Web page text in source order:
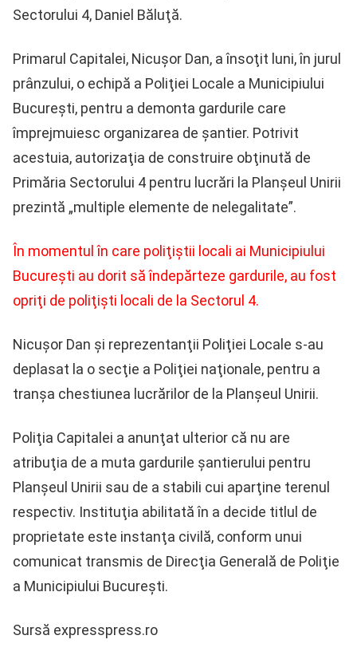
Sectorului 4, Daniel Băluţă.
Primarul Capitalei, Nicuşor Dan, a însoţit luni, în jurul
prânzului, o echipă a Poliţiei Locale a Municipiului
Bucureşti, pentru a demonta gardurile care
împrejmuiesc organizarea de şantier. Potrivit
acestuia, autorizaţia de construire obţinută de
Primăria Sectorului 4 pentru lucrări la Planşeul Unirii
prezintă „multiple elemente de nelegalitate”.
În momentul în care poliţiştii locali ai Municipiului
Bucureşti au dorit să îndepărteze gardurile, au fost
opriţi de poliţişti locali de la Sectorul 4.
Nicuşor Dan şi reprezentanţii Poliţiei Locale s-au
deplasat la o secţie a Poliţiei naţionale, pentru a
tranşa chestiunea lucrărilor de la Planşeul Unirii.
Poliţia Capitalei a anunţat ulterior că nu are
atribuţia de a muta gardurile şantierului pentru
Planşeul Unirii sau de a stabili cui aparţine terenul
respectiv. Instituţia abilitată în a decide titlul de
proprietate este instanţa civilă, conform unui
comunicat transmis de Direcţia Generală de Poliţie
a Municipiului Bucureşti.
Sursă expresspress.ro